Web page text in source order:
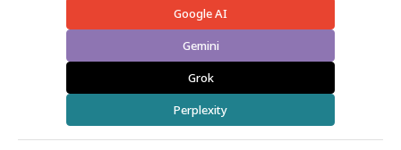
Google AI
Gemini
Grok
Perplexity